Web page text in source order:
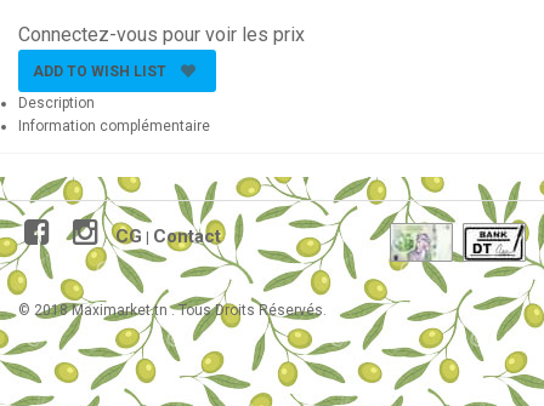
Connectez-vous pour voir les prix
ADD TO WISH LIST
Description
Information complémentaire
CG Contact
© 2018 Maximarket.tn . Tous Droits Réservés.